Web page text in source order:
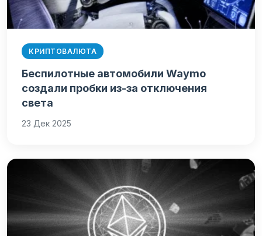
КРИПТОВАЛЮТА
Беспилотные автомобили Waymo
создали пробки из-за отключения
света
23 Дек 2025